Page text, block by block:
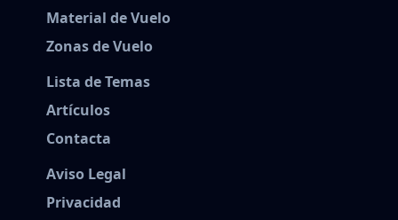
Material de Vuelo
Zonas de Vuelo
Lista de Temas
Artículos
Contacta
Aviso Legal
Privacidad